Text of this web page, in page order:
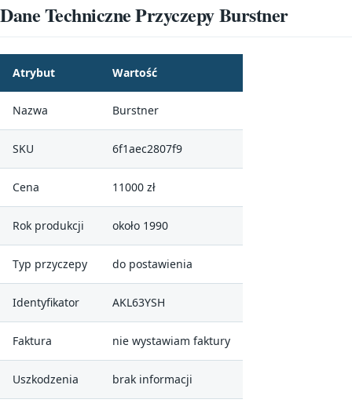
Dane Techniczne Przyczepy Burstner
Atrybut Wartość
Nazwa Burstner
SKU 6f1aec2807f9
Cena 11000 zł
Rok produkcji około 1990
Typ przyczepy do postawienia
Identyfikator AKL63YSH
Faktura nie wystawiam faktury
Uszkodzenia brak informacji